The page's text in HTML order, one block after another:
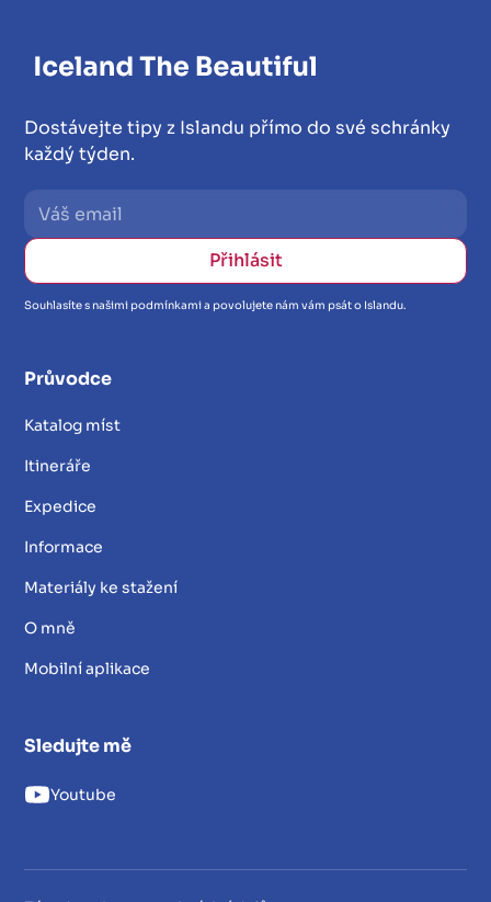
Dostávejte tipy z Islandu přímo do své schránky
každý týden.
Souhlasíte s našimi podmínkami a povolujete nám vám psát o Islandu.
Průvodce
Katalog míst
Itineráře
Expedice
Informace
Materiály ke stažení
O mně
Mobilní aplikace
Sledujte mě
Youtube